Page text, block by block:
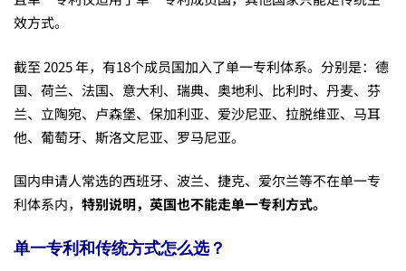
效方式。
截至 2025 年，有18个成员国加入了单一专利体系。分别是：德
国、荷兰、法国、意大利、瑞典、奥地利、比利时、丹麦、芬
兰、立陶宛、卢森堡、保加利亚、爱沙尼亚、拉脱维亚、马耳
他、葡萄牙、斯洛文尼亚、罗马尼亚。
国内申请人常选的西班牙、波兰、捷克、爱尔兰等不在单一专
利体系内， 特别说明，英国也不能走单一专利方式。
单一专利和传统方式怎么选？